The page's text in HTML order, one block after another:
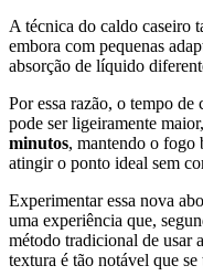
A técnica do caldo caseiro
embora com pequenas
absorção de líquido
Por essa razão, o tempo
pode ser ligeiramente
minutos, mantendo o fogo
atingir o ponto ideal sem
Experimentar essa nova
uma experiência que,
método tradicional de usar
textura é tão notável que